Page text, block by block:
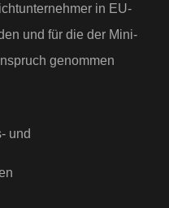
in EU-
und für die der Mini-
genommen
und